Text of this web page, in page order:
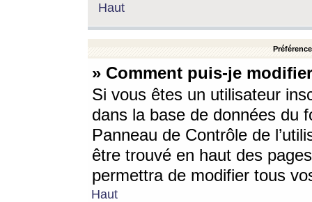
Haut
» Comment puis-je
Si vous êtes un utilisateur
dans la base de données du
Panneau de Contrôle de
être trouvé en haut des
permettra de modifier tous
Haut